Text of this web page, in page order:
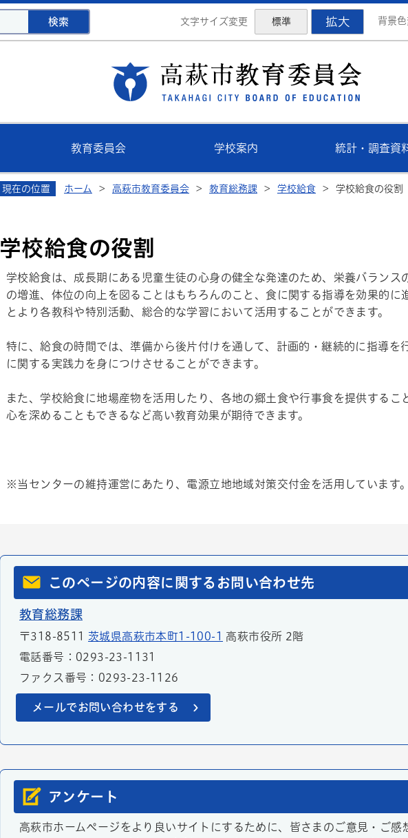
文字サイズ変更 標準 拡大 背景色
教育委員会 学校案内 統計・調査資
現在の位置 ホーム > 高萩市教育委員会 > 教育総務課 > 学校給食 > 学校給食の役割
学校給食の役割
学校給食は、成長期にある児童生徒の心身の健全な発達のため、栄養バラン
の増進、体位の向上を図ることはもちろんのこと、食に関する指導を効果的に
とより各教科や特別活動、総合的な学習において活用することができます。
特に、給食の時間では、準備から後片付けを通して、計画的・継続的に指導
に関する実践力を身につけさせることができます。
また、学校給食に地場産物を活用したり、各地の郷土食や行事食を提供する
心を深めることもできるなど高い教育効果が期待できます。
※当センターの維持運営にあたり、電源立地地域対策交付金を活用しています。
このページの内容に関するお問い合わせ先
教育総務課
〒318-8511 茨城県高萩市本町1-100-1
高萩市役所 2階
電話番号：0293-23-1131
ファクス番号：0293-23-1126
メールでお問い合わせをする
アンケート
高萩市ホームページをより良いサイトにするために、皆さまのご意見・ご感